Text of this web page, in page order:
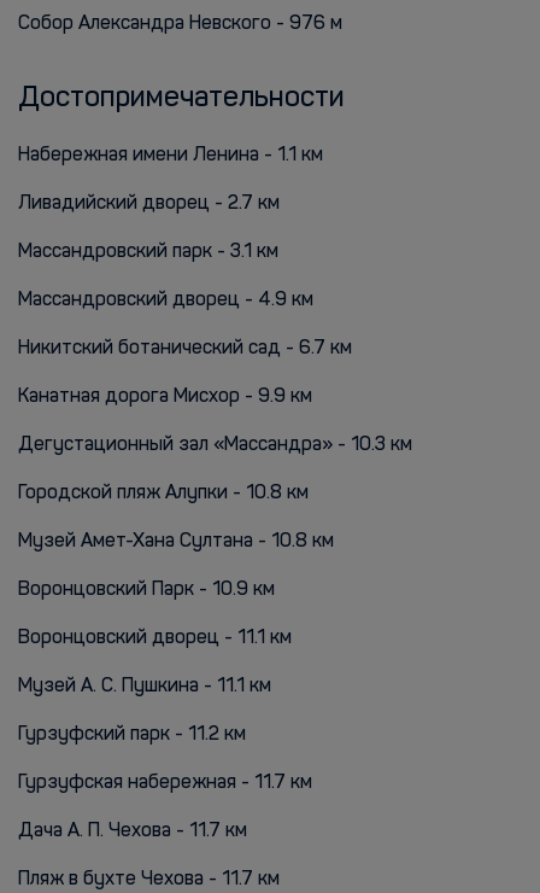
Собор Александра Невского - 976 м
Достопримечательности
Набережная имени Ленина - 1.1 км
Ливадийский дворец - 2.7 км
Массандровский парк - 3.1 км
Массандровский дворец - 4.9 км
Никитский ботанический сад - 6.7 км
Канатная дорога Мисхор - 9.9 км
Дегустационный зал «Массандра» - 10.3 км
Городской пляж Алупки - 10.8 км
Музей Амет-Хана Султана - 10.8 км
Воронцовский Парк - 10.9 км
Воронцовский дворец - 11.1 км
Музей А. С. Пушкина - 11.1 км
Гурзуфский парк - 11.2 км
Гурзуфская набережная - 11.7 км
Дача А. П. Чехова - 11.7 км
Пляж в бухте Чехова - 11.7 км